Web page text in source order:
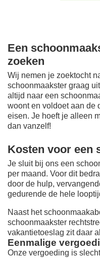
Een
zoeken
Wij nemen je zoektocht
schoonmaakster graag
altijd naar een
woont en voldoet aan de
eisen. Je hoeft je alleen
dan vanzelf!
Kosten voor een
Je sluit bij ons een
per maand. Voor dit
door de hulp,
gedurende de hele
Naast het
schoonmaakster
vakantietoeslag zit daar
Eenmalige
Onze vergoeding is